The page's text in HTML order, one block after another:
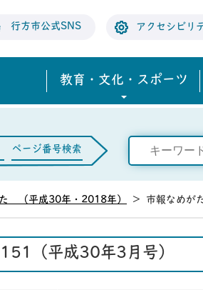
行方市公式SNS アクセシビリ
教育・文化・スポーツ
ページ番号検索
（平成30年・2018年） > 市報なめが
（平成30年3月号）